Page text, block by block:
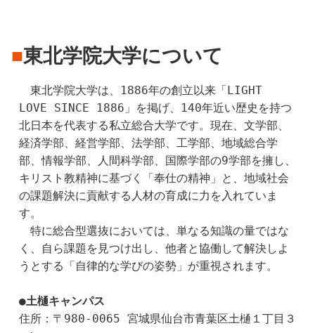
■東北学院大学について
東北学院大学は、1886年の創立以来「LIGHT
LOVE SINCE 1886」を掲げ、140年近い歴史を持つ
北日本を代表する私立総合大学です。現在、文学部、
経済学部、経営学部、法学部、工学部、地域総合学
部、情報学部、人間科学部、国際学部の9学部を擁し、
キリスト教精神に基づく「奉仕の精神」と、地域社会
の課題解決に貢献する人材の育成に力を入れていま
す。
特に総合型選抜においては、単なる知識の量ではな
く、自ら課題を見つけ出し、他者と協働して解決しよ
うとする「自律的な学びの姿勢」が重視されます。
●土樋キャンパス
住所：〒980-0065 宮城県仙台市青葉区土樋１丁目３